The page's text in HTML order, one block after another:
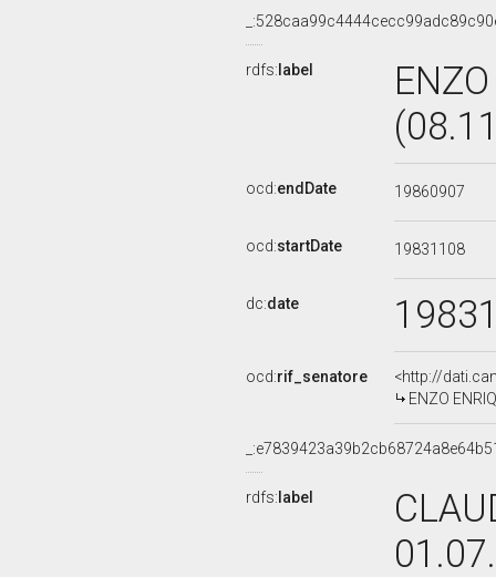
rdfs: label
ocd:endDate 19860907
ocd:startDate 19831108
dc:date
ocd:rif_senatore
<http://
ENZO
rdfs: label